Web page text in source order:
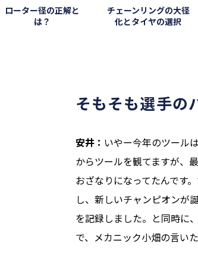
ローター径の正解と
は？
チェーンリングの大径
化とタイヤの選択
そもそも選手の
安井： いやー今年のツール
からツールを観てますが、
おざなりになってたんです
し、新しいチャンピオンが
を記録しました。と同時に
で、メカニック小畑の言い